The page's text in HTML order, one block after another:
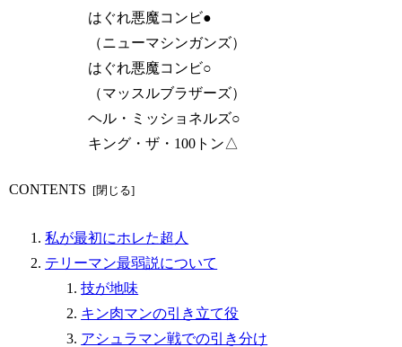
はぐれ悪魔コンビ●
（ニューマシンガンズ）
はぐれ悪魔コンビ○
（マッスルブラザーズ）
ヘル・ミッショネルズ○
キング・ザ・100トン△
CONTENTS
私が最初にホレた超人
テリーマン最弱説について
技が地味
キン肉マンの引き立て役
アシュラマン戦での引き分け